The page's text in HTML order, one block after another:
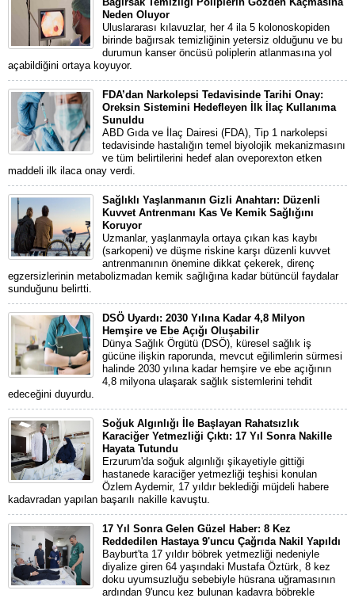
Neden Oluyor
Uluslararası kılavuzlar, her 4 ila 5 kolonoskopiden
birinde bağırsak temizliğinin yetersiz olduğunu ve bu
durumun kanser öncüsü poliplerin atlanmasına yol
açabildiğini ortaya koyuyor.
FDA’dan Narkolepsi Tedavisinde Tarihi Onay:
Oreksin Sistemini Hedefleyen İlk İlaç Kullanıma
Sunuldu
ABD Gıda ve İlaç Dairesi (FDA), Tip 1 narkolepsi
tedavisinde hastalığın temel biyolojik mekanizmasını
ve tüm belirtilerini hedef alan oveporexton etken
maddeli ilk ilaca onay verdi.
Sağlıklı Yaşlanmanın Gizli Anahtarı: Düzenli
Kuvvet Antrenmanı Kas Ve Kemik Sağlığını
Koruyor
Uzmanlar, yaşlanmayla ortaya çıkan kas kaybı
(sarkopeni) ve düşme riskine karşı düzenli kuvvet
antrenmanının önemine dikkat çekerek, direnç
egzersizlerinin metabolizmadan kemik sağlığına kadar bütüncül faydalar
sunduğunu belirtti.
DSÖ Uyardı: 2030 Yılına Kadar 4,8 Milyon
Hemşire ve Ebe Açığı Oluşabilir
Dünya Sağlık Örgütü (DSÖ), küresel sağlık iş
gücüne ilişkin raporunda, mevcut eğilimlerin sürmesi
halinde 2030 yılına kadar hemşire ve ebe açığının
4,8 milyona ulaşarak sağlık sistemlerini tehdit
edeceğini duyurdu.
Soğuk Algınlığı İle Başlayan Rahatsızlık
Karaciğer Yetmezliği Çıktı: 17 Yıl Sonra Nakille
Hayata Tutundu
Erzurum'da soğuk algınlığı şikayetiyle gittiği
hastanede karaciğer yetmezliği teşhisi konulan
Özlem Aydemir, 17 yıldır beklediği müjdeli habere
kadavradan yapılan başarılı nakille kavuştu.
17 Yıl Sonra Gelen Güzel Haber: 8 Kez
Reddedilen Hastaya 9'uncu Çağrıda Nakil Yapıldı
Bayburt'ta 17 yıldır böbrek yetmezliği nedeniyle
diyalize giren 64 yaşındaki Mustafa Öztürk, 8 kez
doku uyumsuzluğu sebebiyle hüsrana uğramasının
ardından 9'uncu kez bulunan kadavra böbrekle